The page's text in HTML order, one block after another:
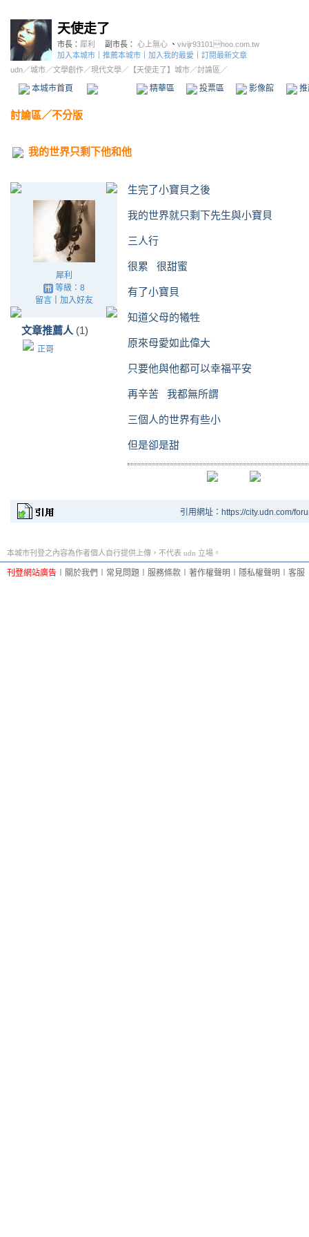
天使走了
市長： 犀利 副市長： 心上無心 、 vivijr93101hoo.com.tw
加入本城市
推薦本城市 加入我的最愛
訂閱最新文章
udn／城市／文學創作／現代文學／ 【天使走了】城市／討論區／
本城市首頁 精華區 投票區 影像館
討論區／不分版
我的世界只剩下他和他
犀利
等級：8
留言｜ 加入好友
文章推薦人 (1)
正哥
生完了小寶貝之後
我的世界就只剩下先生與小寶貝
三人行
很累 很甜蜜
有了小寶貝
知道父母的犧牲
原來母愛如此偉大
只要他與他都可以幸福平安
再辛苦 我都無所謂
三個人的世界有些小
但是卻是甜
引用網址：https://city.udn.com/
本城市刊登之內容為作者個人自行提供上傳，不代表 udn 立場。
刊登網站廣告 關於我們 常見問題 服務條款 著作權聲明 隱私權聲明 客服